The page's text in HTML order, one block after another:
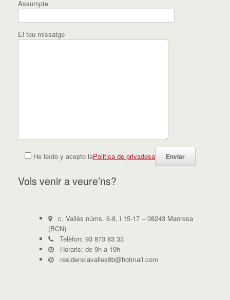
Assumpte
El teu missatge
He leído y acepto laPolitica de privadesa
Vols venir a veure’ns?
c. Vallès núms. 6-8, i 15-17 – 08243 Manresa
(BCN)
Telèfon: 93 873 83 33
Horaris: de 9h a 19h
residenciavalles8b@hotmail.com